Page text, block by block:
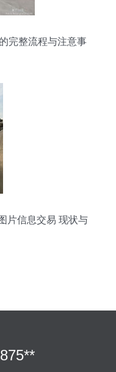
完整流程与注意事
片信息交易 现状与